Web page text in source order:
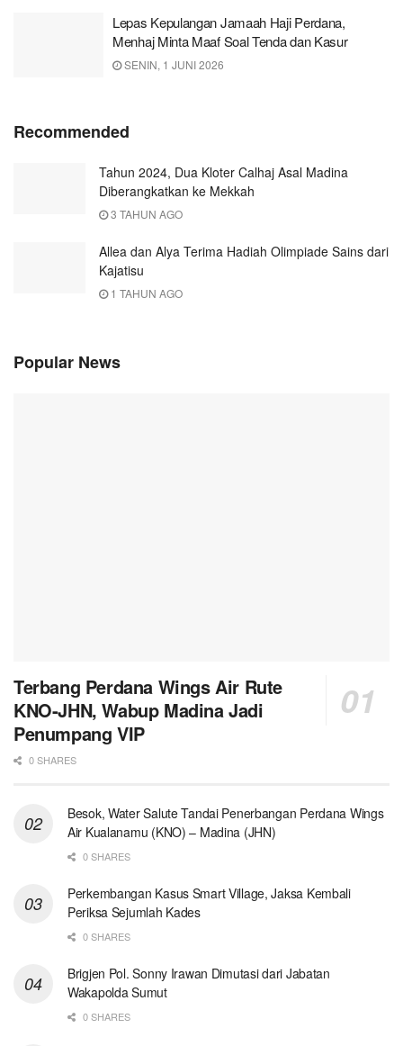
Lepas Kepulangan Jamaah Haji Perdana,
Menhaj Minta Maaf Soal Tenda dan Kasur
SENIN, 1 JUNI 2026
Recommended
Tahun 2024, Dua Kloter Calhaj Asal Madina
Diberangkatkan ke Mekkah
3 TAHUN AGO
Allea dan Alya Terima Hadiah Olimpiade Sains dari
Kajatisu
1 TAHUN AGO
Popular News
Terbang Perdana Wings Air Rute
KNO-JHN, Wabup Madina Jadi
Penumpang VIP
0 SHARES
Besok, Water Salute Tandai Penerbangan Perdana Wings
Air Kualanamu (KNO) – Madina (JHN)
0 SHARES
Perkembangan Kasus Smart Village, Jaksa Kembali
Periksa Sejumlah Kades
0 SHARES
Brigjen Pol. Sonny Irawan Dimutasi dari Jabatan
Wakapolda Sumut
0 SHARES